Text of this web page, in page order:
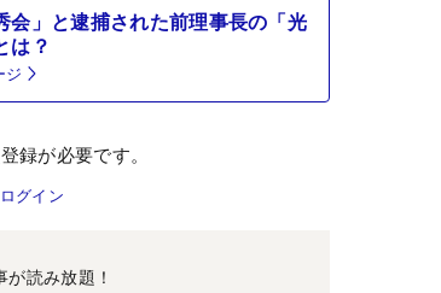
会」と逮捕された前理事長の「光
は？
ジ
録が必要です。
ログイン
読み放題！